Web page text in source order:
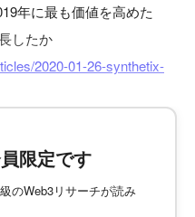
年に最も価値を高めた
したか
2020-01-26-synthetix-
限定です
のWeb3リサーチが読み